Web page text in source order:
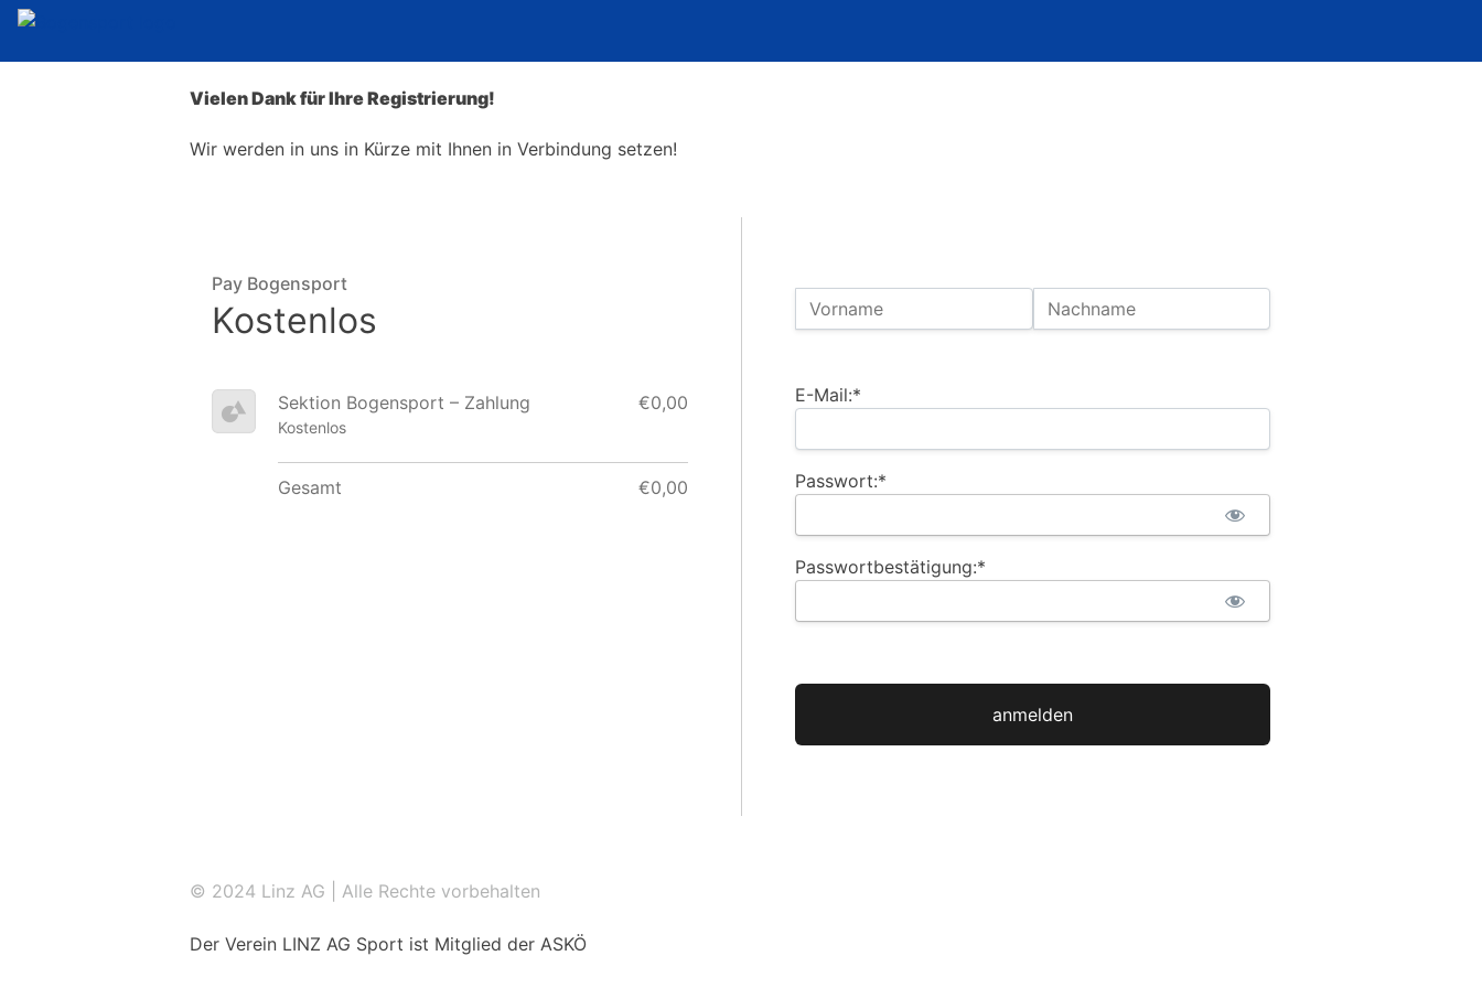
Vielen Dank für Ihre Registrierung!
Wir werden in uns in Kürze mit Ihnen in Verbindung setzen!
Name:
Vorname Nachname
E-Mail:*
Passwort:*
Passwortbestätigung:*
Wert fehlt
Pay Bogensport
Kostenlos
Sektion Bogensport – Zahlung
Kostenlos
€0,00
Gesamt €0,00
© 2024 Linz AG | Alle Rechte vorbehalten
Der Verein LINZ AG Sport ist Mitglied der ASKÖ